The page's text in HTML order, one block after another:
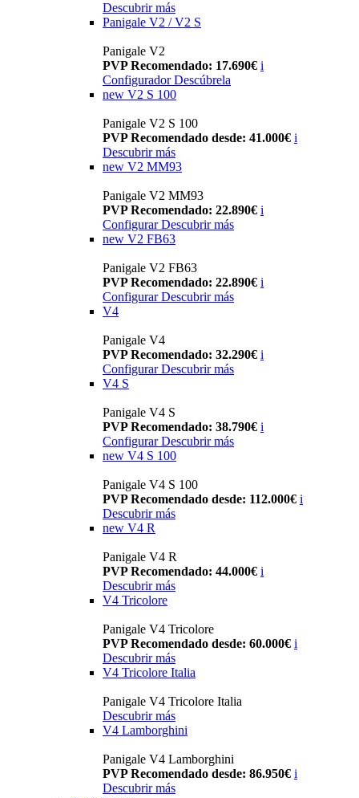
Descubrir más
Panigale V2 / V2 S
Panigale V2
PVP Recomendado: 17.690€ i
Configurador Descúbrela
new V2 S 100
Panigale V2 S 100
PVP Recomendado desde: 41.000€ i
Descubrir más
new V2 MM93
Panigale V2 MM93
PVP Recomendado: 22.890€ i
Configurar Descubrir más
new V2 FB63
Panigale V2 FB63
PVP Recomendado: 22.890€ i
Configurar Descubrir más
V4
Panigale V4
PVP Recomendado: 32.290€ i
Configurar Descubrir más
V4 S
Panigale V4 S
PVP Recomendado: 38.790€ i
Configurar Descubrir más
new V4 S 100
Panigale V4 S 100
PVP Recomendado desde: 112.000€ i
Descubrir más
new V4 R
Panigale V4 R
PVP Recomendado: 44.000€ i
Descubrir más
V4 Tricolore
Panigale V4 Tricolore
PVP Recomendado desde: 60.000€ i
Descubrir más
V4 Tricolore Italia
Panigale V4 Tricolore Italia
Descubrir más
V4 Lamborghini
Panigale V4 Lamborghini
PVP Recomendado desde: 86.950€ i
Descubrir más